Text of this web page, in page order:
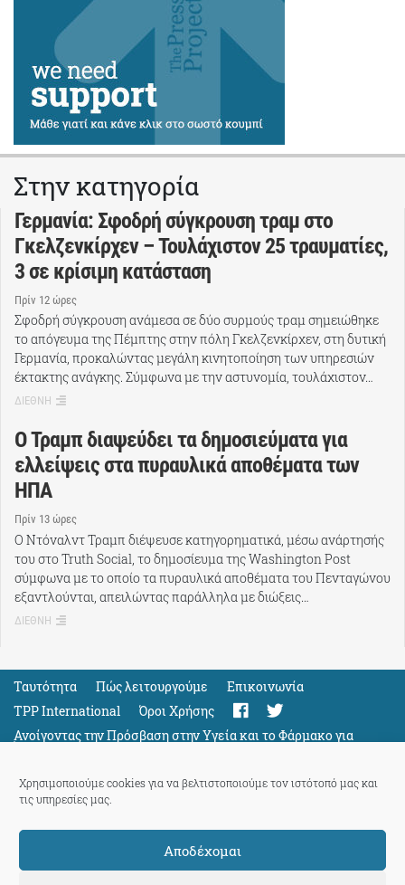
Χρησιμοποιούμε cookies για να βελτιστοποιούμε τον ιστότοπό μας και
τις υπηρεσίες μας.
Αποδέχομαι
Στην κατηγορία
Γερμανία: Σφοδρή σύγκρουση τραμ στο
Γκελζενκίρχεν – Τουλάχιστον 25 τραυματίες,
3 σε κρίσιμη κατάσταση
Πρίν 12 ώρες
Σφοδρή σύγκρουση ανάμεσα σε δύο συρμούς τραμ σημειώθηκε
το απόγευμα της Πέμπτης στην πόλη Γκελζενκίρχεν, στη δυτική
Γερμανία, προκαλώντας μεγάλη κινητοποίηση των υπηρεσιών
έκτακτης ανάγκης. Σύμφωνα με την αστυνομία, τουλάχιστον…
ΔΙΕΘΝΗ
Ο Τραμπ διαψεύδει τα δημοσιεύματα για
ελλείψεις στα πυραυλικά αποθέματα των
ΗΠΑ
Πρίν 13 ώρες
Ο Ντόναλντ Τραμπ διέψευσε κατηγορηματικά, μέσω ανάρτησής
του στο Truth Social, το δημοσίευμα της Washington Post
σύμφωνα με το οποίο τα πυραυλικά αποθέματα του Πενταγώνου
εξαντλούνται, απειλώντας παράλληλα με διώξεις…
ΔΙΕΘΝΗ
Ταυτότητα Πώς λειτουργούμε
Eπικοινωνία
TPP International
Όροι Χρήσης
Ανοίγοντας την Πρόσβαση στην Υγεία και το Φάρμακο για
Όλους
Support
ThePressProject